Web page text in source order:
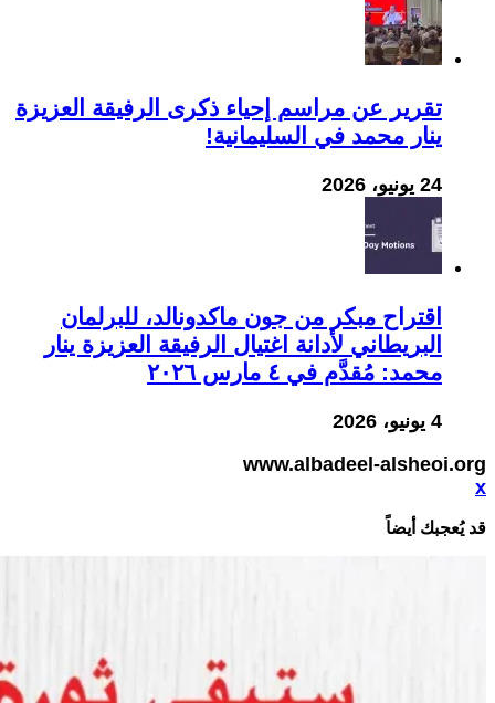
تقرير عن مراسم إحياء ذكرى الرفيقة العزيزة
ينار محمد في السليمانية!
24 يونيو، 2026
اقتراح مبكر من جون ماكدونالد، للبرلمان
البريطاني لأدانة اغتيال الرفيقة العزيزة ينار
محمد: مُقدَّم في ٤ مارس ٢٠٢٦
4 يونيو، 2026
www.albadeel-alsheoi.org
x